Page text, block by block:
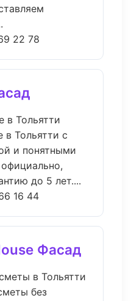
22 78
в Тольятти
в Тольятти с
и понятными
до 5 лет....
16 44
Фасад
в Тольятти
без